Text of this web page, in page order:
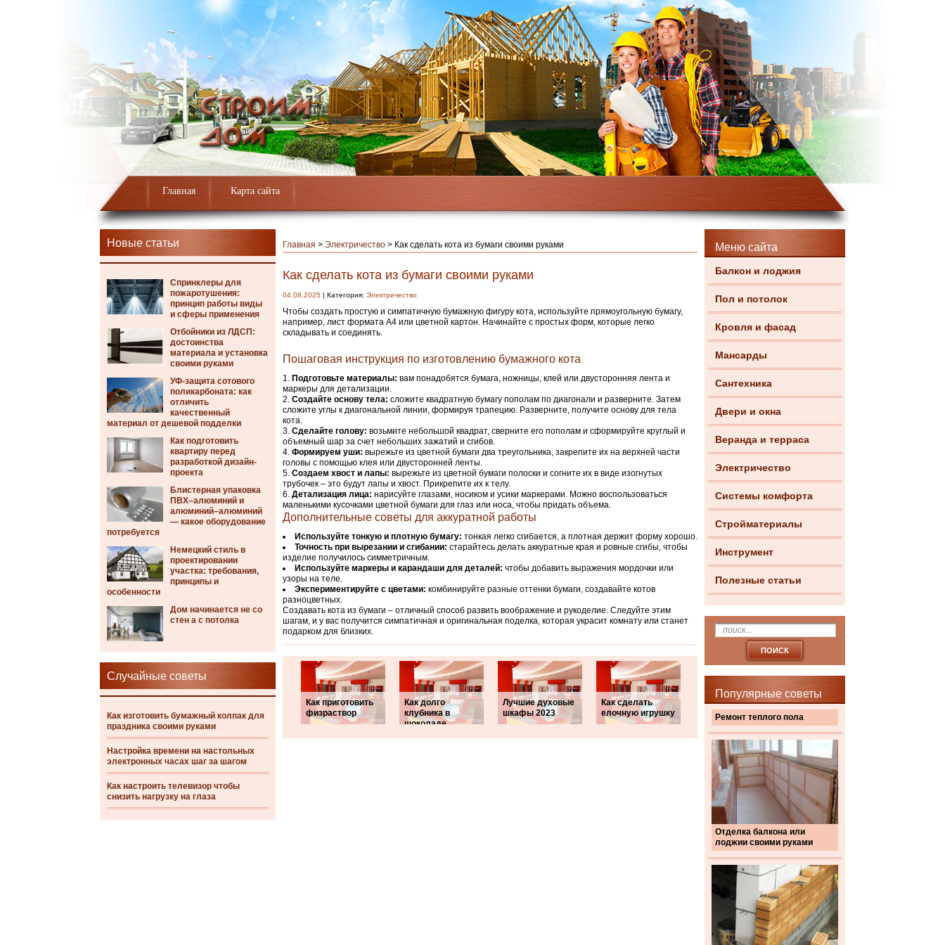
Главная Карта сайта
Новые статьи
Спринклеры для
пожаротушения:
принцип работы виды
и сферы применения
Отбойники из ЛДСП:
достоинства
материала и установка
своими руками
УФ-защита сотового
поликарбоната: как
отличить
качественный
материал от дешевой подделки
Как подготовить
квартиру перед
разработкой дизайн-
проекта
Блистерная упаковка
ПВХ–алюминий и
алюминий–алюминий
— какое оборудование
потребуется
Немецкий стиль в
проектировании
участка: требования,
принципы и
особенности
Дом начинается не со
стен а с потолка
Случайные советы
Как изготовить бумажный колпак для
праздника своими руками
Настройка времени на настольных
электронных часах шаг за шагом
Как настроить телевизор чтобы
снизить нагрузку на глаза
Меню сайта
Балкон и лоджия
Пол и потолок
Кровля и фасад
Мансарды
Сантехника
Двери и окна
Веранда и терраса
Электричество
Системы комфорта
Стройматериалы
Инструмент
Полезные статьи
Популярные советы
Ремонт теплого пола
Отделка балкона или
лоджии своими руками
Главная > Электричество > Как сделать кота из бумаги своими руками
Как сделать кота из бумаги своими руками
04.08.2025 | Категория: Электричество
Чтобы создать простую и симпатичную бумажную фигуру кота, используйте прямоугольную бумагу,
например, лист формата А4 или цветной картон. Начинайте с простых форм, которые легко
складывать и соединять.
Пошаговая инструкция по изготовлению бумажного кота
Подготовьте материалы: вам понадобятся бумага, ножницы, клей или двусторонняя лента и
маркеры для детализации.
Создайте основу тела: сложите квадратную бумагу пополам по диагонали и разверните. Затем
сложите углы к диагональной линии, формируя трапецию. Разверните, получите основу для тела
кота.
Сделайте голову: возьмите небольшой квадрат, сверните его пополам и сформируйте круглый и
объемный шар за счет небольших зажатий и сгибов.
Формируем уши: вырежьте из цветной бумаги два треугольника, закрепите их на верхней части
головы с помощью клея или двусторонней ленты.
Создаем хвост и лапы: вырежьте из цветной бумаги полоски и согните их в виде изогнутых
трубочек – это будут лапы и хвост. Прикрепите их к телу.
Детализация лица: нарисуйте глазами, носиком и усики маркерами. Можно воспользоваться
маленькими кусочками цветной бумаги для глаз или носа, чтобы придать объема.
Дополнительные советы для аккуратной работы
Используйте тонкую и плотную бумагу: тонкая легко сгибается, а плотная держит форму хорошо.
Точность при вырезании и сгибании: старайтесь делать аккуратные края и ровные сгибы, чтобы
изделие получилось симметричным.
Используйте маркеры и карандаши для деталей: чтобы добавить выражения мордочки или
узоры на теле.
Экспериментируйте с цветами: комбинируйте разные оттенки бумаги, создавайте котов
разноцветных.
Создавать кота из бумаги – отличный способ развить воображение и рукоделие. Следуйте этим
шагам, и у вас получится симпатичная и оригинальная поделка, которая украсит комнату или станет
подарком для близких.
Как приготовить
физраствор
Как долго
клубника в
шоколаде
Лучшие духовые
шкафы 2023
Как сделать
елочную игрушку